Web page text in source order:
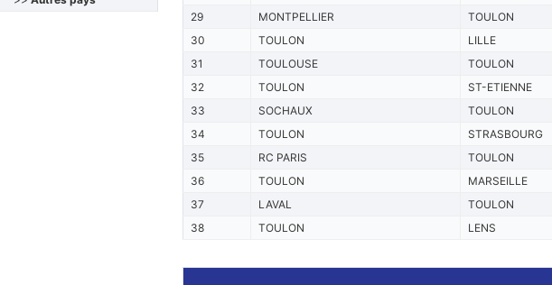
29
MONTPELLIER TOULON
30
TOULON LILLE
31
TOULOUSE TOULON
32
TOULON ST-ETIENNE
33
SOCHAUX TOULON
34
TOULON STRASBOURG
35
RC PARIS TOULON
36
TOULON MARSEILLE
37
LAVAL TOULON
38
TOULON LENS